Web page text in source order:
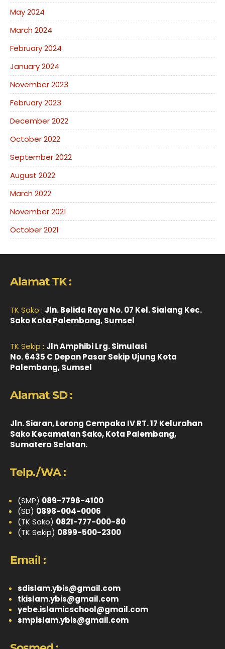
May 2024
March 2024
February 2024
January 2024
November 2023
February 2023
December 2022
October 2022
September 2022
August 2022
March 2022
November 2021
October 2021
Alamat TK :
TK Sako : Jln. Belida Raya No. 07 Kel. Sialang Kec.
Sako Kota Palembang, Sumsel
TK Sekip : Jln Amphibi Lrg. Simulasi
No. 6435 C Depan Pasar Sekip Ujung Kota
Palembang, Sumsel
Alamat SD :
Jln. Siaran, Lorong Cempaka IV RT. 17 Kelurahan
Sako Kecamatan Sako, Kota Palembang,
Sumatera Selatan.
Telp./WA :
(SMP) 089-7796-4100
(SD) 0898-004-0006
(TK Sako) 0821-777-000-80
(TK Sekip) 0899-500-2300
Email :
sdislam.ybis@gmail.com
tkislam.ybis@gmail.com
yebe.islamicschool@gmail.com
smpislam.ybis@gmail.com